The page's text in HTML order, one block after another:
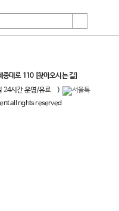
종대로 110 [찾아오시는 길]
24시간 운영/유료
)
all rights reserved